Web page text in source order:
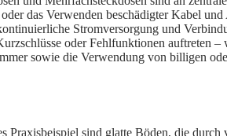
das Verwenden beschädigter Kabel
Stromversorgung und
oder Fehlfunktionen auftreten –
sowie die Verwendung von billigen
sind glatte Böden, die durch